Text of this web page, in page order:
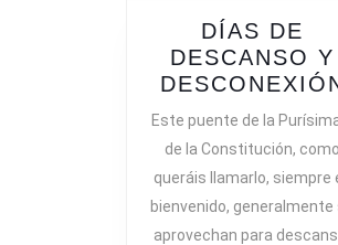
DÍAS DE
DESCANSO Y
Este puente de la
de la Constitución, como
queráis llamarlo, siempre
bienvenido, generalmente
aprovechan para